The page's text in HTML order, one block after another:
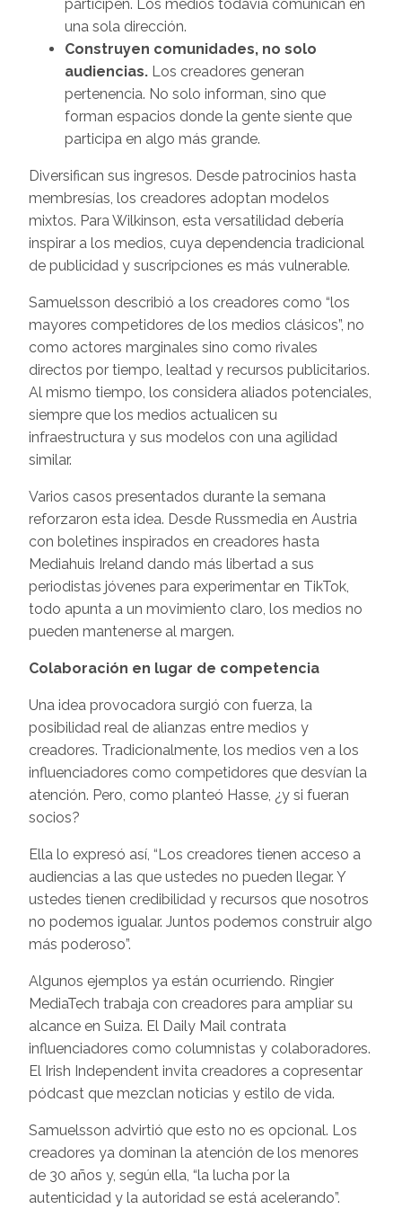
participen. Los medios todavía comunican en
una sola dirección.
Construyen comunidades, no solo
audiencias. Los creadores generan
pertenencia. No solo informan, sino que
forman espacios donde la gente siente que
participa en algo más grande.
Diversifican sus ingresos. Desde patrocinios hasta
membresías, los creadores adoptan modelos
mixtos. Para Wilkinson, esta versatilidad debería
inspirar a los medios, cuya dependencia tradicional
de publicidad y suscripciones es más vulnerable.
Samuelsson describió a los creadores como “los
mayores competidores de los medios clásicos”, no
como actores marginales sino como rivales
directos por tiempo, lealtad y recursos publicitarios.
Al mismo tiempo, los considera aliados potenciales,
siempre que los medios actualicen su
infraestructura y sus modelos con una agilidad
similar.
Varios casos presentados durante la semana
reforzaron esta idea. Desde Russmedia en Austria
con boletines inspirados en creadores hasta
Mediahuis Ireland dando más libertad a sus
periodistas jóvenes para experimentar en TikTok,
todo apunta a un movimiento claro, los medios no
pueden mantenerse al margen.
Colaboración en lugar de competencia
Una idea provocadora surgió con fuerza, la
posibilidad real de alianzas entre medios y
creadores. Tradicionalmente, los medios ven a los
influenciadores como competidores que desvían la
atención. Pero, como planteó Hasse, ¿y si fueran
socios?
Ella lo expresó así, “Los creadores tienen acceso a
audiencias a las que ustedes no pueden llegar. Y
ustedes tienen credibilidad y recursos que nosotros
no podemos igualar. Juntos podemos construir algo
más poderoso”.
Algunos ejemplos ya están ocurriendo. Ringier
MediaTech trabaja con creadores para ampliar su
alcance en Suiza. El Daily Mail contrata
influenciadores como columnistas y colaboradores.
El Irish Independent invita creadores a copresentar
pódcast que mezclan noticias y estilo de vida.
Samuelsson advirtió que esto no es opcional. Los
creadores ya dominan la atención de los menores
de 30 años y, según ella, “la lucha por la
autenticidad y la autoridad se está acelerando”.